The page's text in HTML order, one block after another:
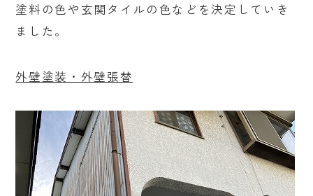
塗料の色や玄関タイルの色などを決定していき
ました。
外壁塗装・外壁張替